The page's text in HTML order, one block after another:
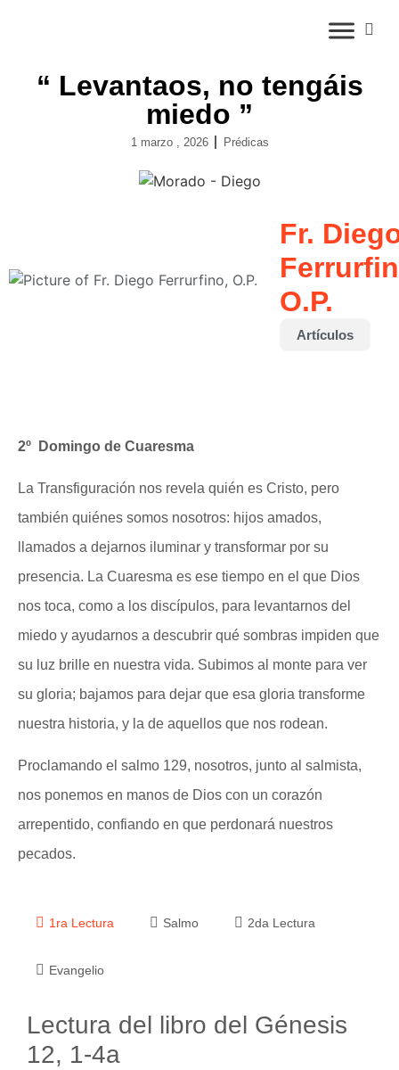
“ Levantaos, no tengáis
miedo ”
1 marzo , 2026 Prédicas
2º Domingo de Cuaresma
La Transfiguración nos revela quién es Cristo, pero
también quiénes somos nosotros: hijos amados,
llamados a dejarnos iluminar y transformar por su
presencia. La Cuaresma es ese tiempo en el que Dios
nos toca, como a los discípulos, para levantarnos del
miedo y ayudarnos a descubrir qué sombras impiden que
su luz brille en nuestra vida. Subimos al monte para ver
su gloria; bajamos para dejar que esa gloria transforme
nuestra historia, y la de aquellos que nos rodean.
Proclamando el salmo 129, nosotros, junto al salmista,
nos ponemos en manos de Dios con un corazón
arrepentido, confiando en que perdonará nuestros
pecados.
1ra Lectura Salmo 2da Lectura
Evangelio
Lectura del libro del Génesis
12, 1-4a
Fr.
O.P.
Artículos